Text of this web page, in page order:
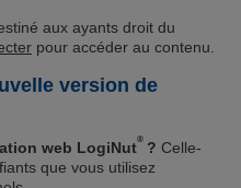
aux ayants droit du
pour accéder au contenu.
version de
web LogiNut® ? Celle-
que vous utilisez